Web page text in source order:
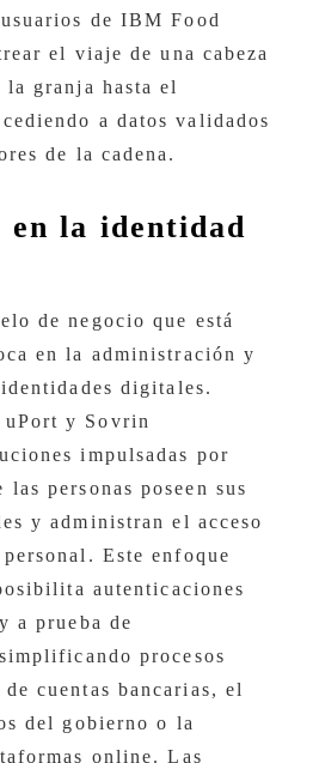
de IBM Food
el viaje de una cabeza
la granja hasta el
a datos validados
de la cadena.
en la identidad
de negocio que está
en la administración y
digitales.
uPort y Sovrin
impulsadas por
personas poseen sus
y administran el acceso
Este enfoque
autenticaciones
a prueba de
procesos
cuentas bancarias, el
del gobierno o la
online. Las